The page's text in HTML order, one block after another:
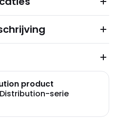
product
serie